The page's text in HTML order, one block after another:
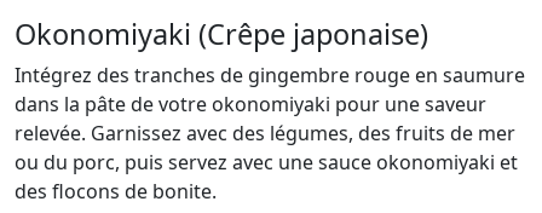
Okonomiyaki (Crêpe japonaise)
Intégrez des tranches de gingembre rouge en saumure
dans la pâte de votre okonomiyaki pour une saveur
relevée. Garnissez avec des légumes, des fruits de mer
ou du porc, puis servez avec une sauce okonomiyaki et
des flocons de bonite.